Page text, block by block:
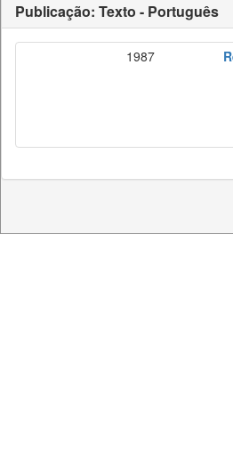
Publicação: Texto - Português
1987